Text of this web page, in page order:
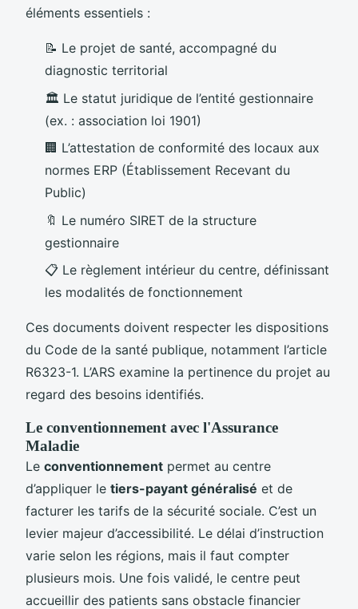
éléments essentiels :
📝 Le projet de santé, accompagné du
diagnostic territorial
🏛️ Le statut juridique de l’entité gestionnaire
(ex. : association loi 1901)
🏢 L’attestation de conformité des locaux aux
normes ERP (Établissement Recevant du
Public)
🔖 Le numéro SIRET de la structure
gestionnaire
📋 Le règlement intérieur du centre, définissant
les modalités de fonctionnement
Ces documents doivent respecter les dispositions
du Code de la santé publique, notamment l’article
R6323-1. L’ARS examine la pertinence du projet au
regard des besoins identifiés.
Le conventionnement avec l'Assurance
Maladie
Le conventionnement permet au centre
d’appliquer le tiers-payant généralisé et de
facturer les tarifs de la sécurité sociale. C’est un
levier majeur d’accessibilité. Le délai d’instruction
varie selon les régions, mais il faut compter
plusieurs mois. Une fois validé, le centre peut
accueillir des patients sans obstacle financier